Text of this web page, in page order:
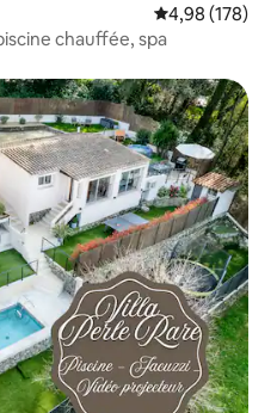
Évaluation
4,98 (178)
chauffée, spa